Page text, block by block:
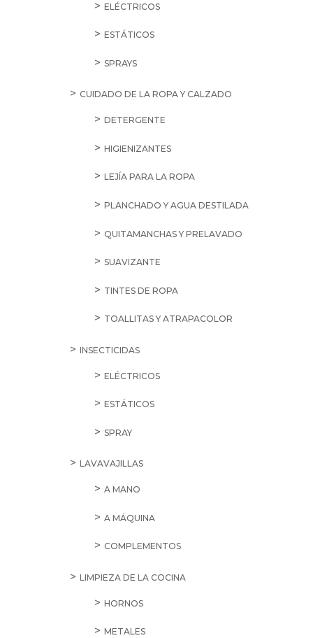
ELÉCTRICOS
ESTÁTICOS
SPRAYS
CUIDADO DE LA ROPA Y CALZADO
DETERGENTE
HIGIENIZANTES
LEJÍA PARA LA ROPA
PLANCHADO Y AGUA DESTILADA
QUITAMANCHAS Y PRELAVADO
SUAVIZANTE
TINTES DE ROPA
TOALLITAS Y ATRAPACOLOR
INSECTICIDAS
ELÉCTRICOS
ESTÁTICOS
SPRAY
LAVAVAJILLAS
A MANO
A MÁQUINA
COMPLEMENTOS
LIMPIEZA DE LA COCINA
HORNOS
METALES